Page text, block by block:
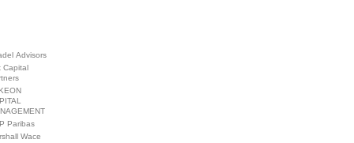
Advisors
Capital
Paribas
Wace